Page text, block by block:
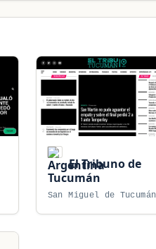
El Tribuno de
Tucumán
San Miguel de Tucumán